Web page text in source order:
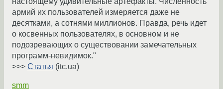
армий их пользователей измеряется даже не
десятками, а сотнями миллионов. Правда, речь идет
о косвенных пользователях, в основном и не
подозревающих о существовании замечательных
программ-невидимок."
>>> Статья (itc.ua)
smm